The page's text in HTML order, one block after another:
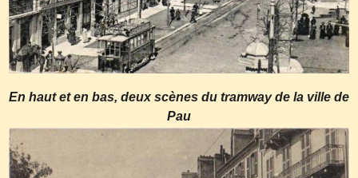
En haut et en bas, deux scènes du tramway de la ville de
Pau